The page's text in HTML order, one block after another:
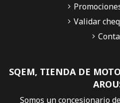
SQEM, TIENDA DE
Somos un concesionario
Validar